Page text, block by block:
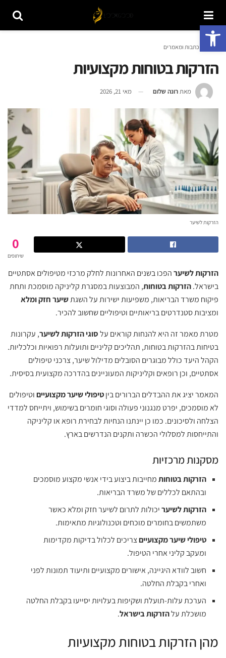
פתח סרגל נגישות
ראשי כתבות ומאמרים
הזרקות בטוחות מקצועיות
מאתרונה שלום מאי 21, 2026
הזרקות לשיער
0
שיתופים
הזרקות לשיערהפכו בשנים האחרונות לחלק מרכזי מטיפולים אסתטיים
בישראל.הזרקות בטוחות, המבוצעות במסגרת קליניקה מוסמכת ותחת
פיקוח משרד הבריאות, משפיעות ישירות על השגתשיער חזק ומלא
ומציבות סטנדרטים בריאותיים וטיפוליים שחשוב להכיר.
מטרת מאמר זה היא להנחות קוראים עלסוגי הזרקות לשיער, עקרונות
בטיחות בהזרקות בטוחות, תהליכים קליניים ותועלות רפואיות וכלכליות.
הקהל היעד כולל מבוגרים הסובלים מדילול שיער, צרכני טיפולים
אסתטיים, וכן רופאים וקליניקות המעוניינים בהדרכה מקצועית בסיסית.
המאמר יציג את ההבדלים הברורים ביןטיפולי שיער מקצועייםוטיפולים
לא מוסמכים, יפרט מנגנוני פעולה וסוגי חומרים בשימוש, ויתייחס למדדי
הצלחה ולסיכונים. כמו כן יינתנו הנחיות לבחירת רופא או קליניקה
והתייחסות למסלולי הכשרה ותקנים הנדרשים בארץ.
מסקנות מרכזיות
הזרקות בטוחותמחייבות ביצוע בידי אנשי מקצוע מוסמכים
ובהתאם לכללים של משרד הבריאות.
הזרקות לשיעריכולות לתרום לשיער חזק ומלא כאשר
משתמשים בחומרים מוכחים וטכנולוגיות מתאימות.
טיפולי שיער מקצועייםצריכים לכלול בדיקות מקדימות
ומעקב קליני אחרי הטיפול.
חשוב לוודא היגיינה, אישורים מקצועיים ותיעוד תמונות לפני
ואחרי בקבלת החלטה.
הערכת עלות-תועלת ושקיפות בעלויות יסייעו בקבלת החלטה
מושכלת עלהזרקות בישראל.
מהן הזרקות בטוחות מקצועיות